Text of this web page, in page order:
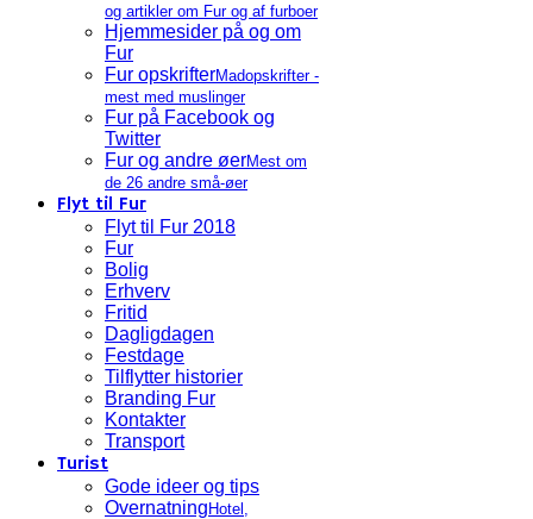
og artikler om Fur og af furboer
Hjemmesider på og om
Fur
Fur opskrifterMadopskrifter -
mest med muslinger
Fur på Facebook og
Twitter
Fur og andre øerMest om
de 26 andre små-øer
Flyt til Fur
Flyt til Fur 2018
Fur
Bolig
Erhverv
Fritid
Dagligdagen
Festdage
Tilflytter historier
Branding Fur
Kontakter
Transport
Turist
Gode ideer og tips
Overnatning Hotel,